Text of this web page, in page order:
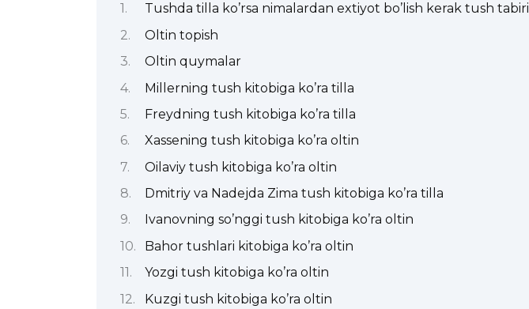
Tushda tilla ko’rsa nimalardan extiyot bo’lish kerak tush tabiri
Oltin topish
Oltin quymalar
Millerning tush kitobiga ko’ra tilla
Freydning tush kitobiga ko’ra tilla
Xassening tush kitobiga ko’ra oltin
Oilaviy tush kitobiga ko’ra oltin
Dmitriy va Nadejda Zima tush kitobiga ko’ra tilla
Ivanovning so’nggi tush kitobiga ko’ra oltin
Bahor tushlari kitobiga ko’ra oltin
Yozgi tush kitobiga ko’ra oltin
Kuzgi tush kitobiga ko’ra oltin